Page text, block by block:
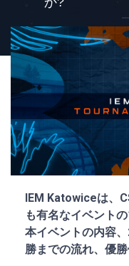
IEM Katowiceは、
も有名なイベント
本イベントの内容
勝までの流れ、優